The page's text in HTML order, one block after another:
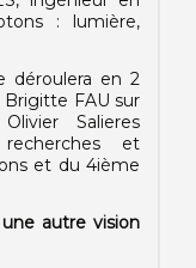
: lumière,
déroulera en 2
FAU sur
Salieres
et
et du 4ième
autre vision